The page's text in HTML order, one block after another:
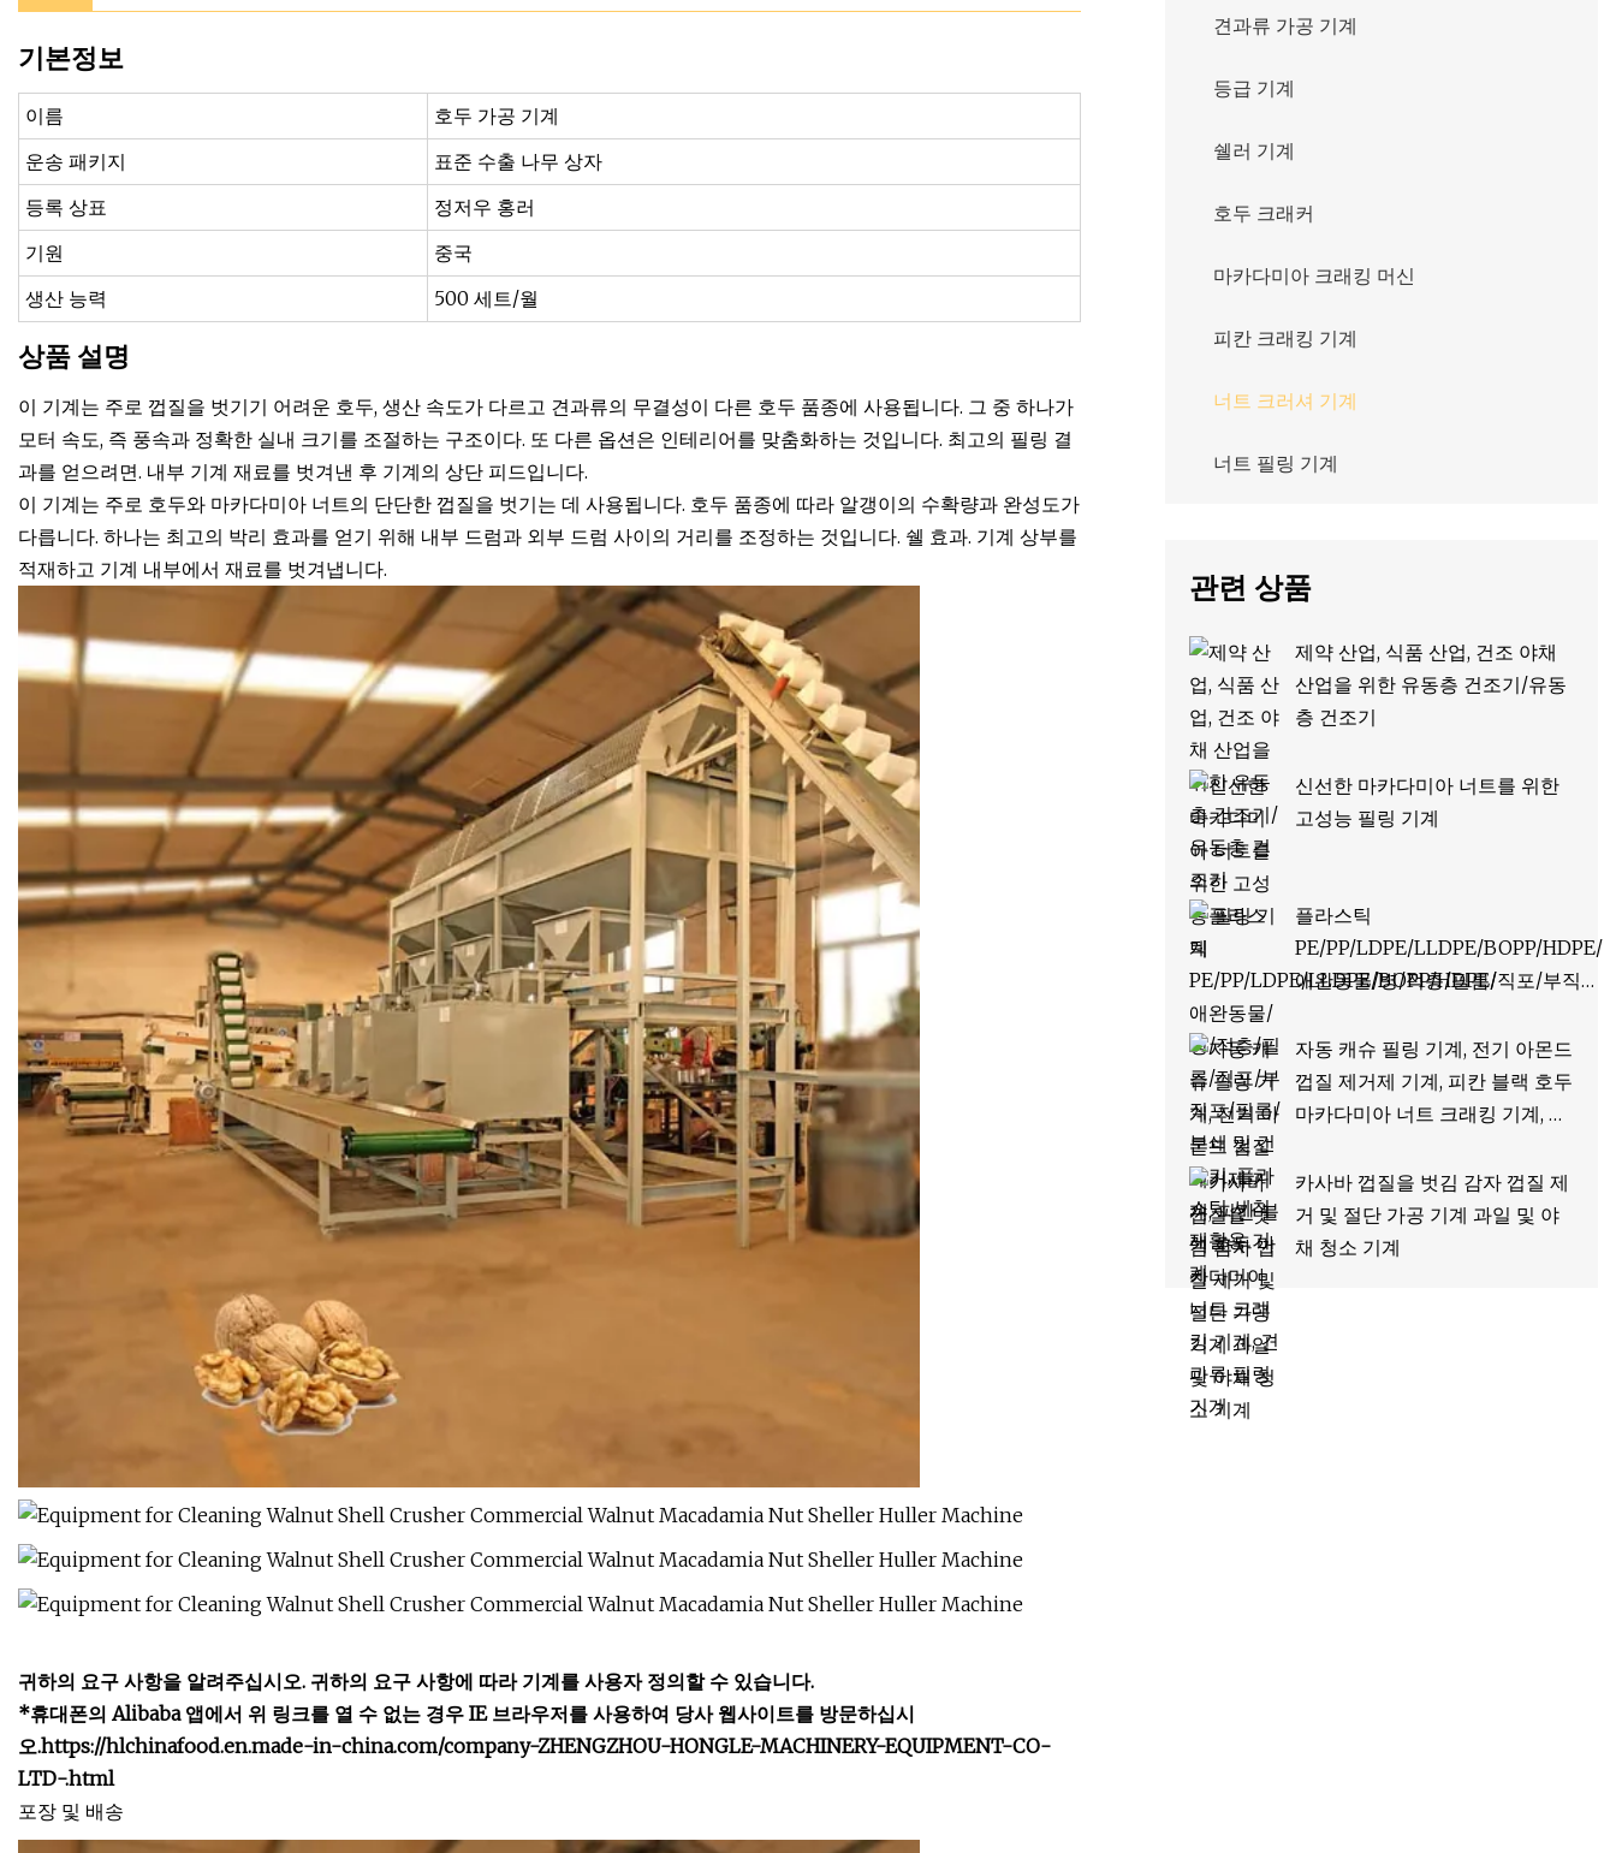
기본정보
이름
호두 가공 기계
운송 패키지
표준 수출 나무 상자
등록 상표
정저우 홍러
기원
중국
생산 능력
500 세트/월
상품 설명
이 기계는 주로 껍질을 벗기기 어려운 호두, 생산 속도가 다르고 견과류의 무결성이 다른 호두 품종에 사용됩니다. 그 중 하나가
모터 속도, 즉 풍속과 정확한 실내 크기를 조절하는 구조이다. 또 다른 옵션은 인테리어를 맞춤화하는 것입니다. 최고의 필링 결
과를 얻으려면. 내부 기계 재료를 벗겨낸 후 기계의 상단 피드입니다.
이 기계는 주로 호두와 마카다미아 너트의 단단한 껍질을 벗기는 데 사용됩니다. 호두 품종에 따라 알갱이의 수확량과 완성도가
다릅니다. 하나는 최고의 박리 효과를 얻기 위해 내부 드럼과 외부 드럼 사이의 거리를 조정하는 것입니다. 쉘 효과. 기계 상부를
적재하고 기계 내부에서 재료를 벗겨냅니다.
귀하의 요구 사항을 알려주십시오. 귀하의 요구 사항에 따라 기계를 사용자 정의할 수 있습니다.
*휴대폰의 Alibaba 앱에서 위 링크를 열 수 없는 경우 IE 브라우저를 사용하여 당사 웹사이트를 방문하십시
오.https://hlchinafood.en.made-in-china.com/company-ZHENGZHOU-HONGLE-MACHINERY-EQUIPMENT-CO-
LTD-.html
포장 및 배송
견과류 가공 기계
등급 기계
쉘러 기계
호두 크래커
마카다미아 크래킹 머신
피칸 크래킹 기계
너트 크러셔 기계
너트 필링 기계
관련 상품
제약 산업, 식품 산업, 건조 야채
산업을 위한 유동층 건조기/유동
층 건조기
신선한 마카다미아 너트를 위한
고성능 필링 기계
플라스틱
PE/PP/LDPE/LLDPE/BOPP/HDPE/
애완동물/병/적층/필름/직포/부직
척 재활용 기계
자동 캐슈 필링 기계, 전기 아몬드
껍질 제거제 기계, 피칸 블랙 호두
마카다미아 너트 크래킹 기계, 견
카사바 껍질을 벗김 감자 껍질 제
거 및 절단 가공 기계 과일 및 야
채 청소 기계